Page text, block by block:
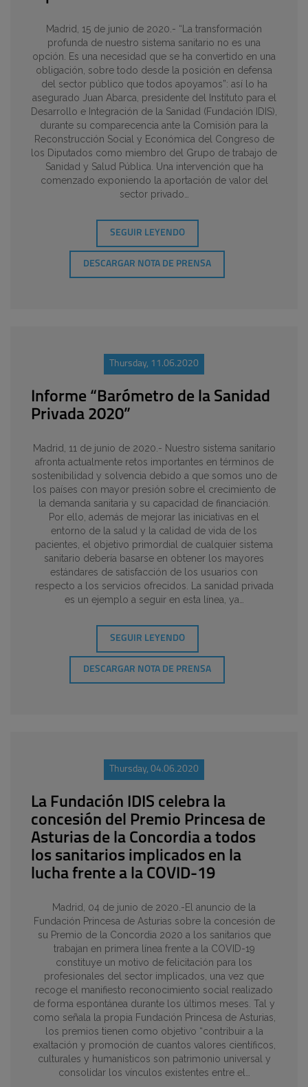
Madrid, 15 de junio de 2020.- “La transformación
profunda de nuestro sistema sanitario no es una
opción. Es una necesidad que se ha convertido en una
obligación, sobre todo desde la posición en defensa
del sector público que todos apoyamos”: así lo ha
asegurado Juan Abarca, presidente del Instituto para el
Desarrollo e Integración de la Sanidad (Fundación IDIS),
durante su comparecencia ante la Comisión para la
Reconstrucción Social y Económica del Congreso de
los Diputados como miembro del Grupo de trabajo de
Sanidad y Salud Pública. Una intervención que ha
comenzado exponiendo la aportación de valor del
sector privado…
SEGUIR LEYENDO
DESCARGAR NOTA DE PRENSA
Thursday, 11.06.2020
Informe “Barómetro de la Sanidad
Privada 2020”
Madrid, 11 de junio de 2020.- Nuestro sistema sanitario
afronta actualmente retos importantes en términos de
sostenibilidad y solvencia debido a que somos uno de
los países con mayor presión sobre el crecimiento de
la demanda sanitaria y su capacidad de financiación.
Por ello, además de mejorar las iniciativas en el
entorno de la salud y la calidad de vida de los
pacientes, el objetivo primordial de cualquier sistema
sanitario debería basarse en obtener los mayores
estándares de satisfacción de los usuarios con
respecto a los servicios ofrecidos. La sanidad privada
es un ejemplo a seguir en esta línea, ya…
SEGUIR LEYENDO
DESCARGAR NOTA DE PRENSA
Thursday, 04.06.2020
La Fundación IDIS celebra la
concesión del Premio Princesa de
Asturias de la Concordia a todos
los sanitarios implicados en la
lucha frente a la COVID-19
Madrid, 04 de junio de 2020.-El anuncio de la
Fundación Princesa de Asturias sobre la concesión de
su Premio de la Concordia 2020 a los sanitarios que
trabajan en primera línea frente a la COVID-19
constituye un motivo de felicitación para los
profesionales del sector implicados, una vez que
recoge el manifiesto reconocimiento social realizado
de forma espontánea durante los últimos meses. Tal y
como señala la propia Fundación Princesa de Asturias,
los premios tienen como objetivo “contribuir a la
exaltación y promoción de cuantos valores científicos,
culturales y humanísticos son patrimonio universal y
consolidar los vínculos existentes entre el…